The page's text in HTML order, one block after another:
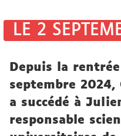
Actualités
de la
recherche
LE 2
Depuis la
septembre 2024,
a succédé à
responsable